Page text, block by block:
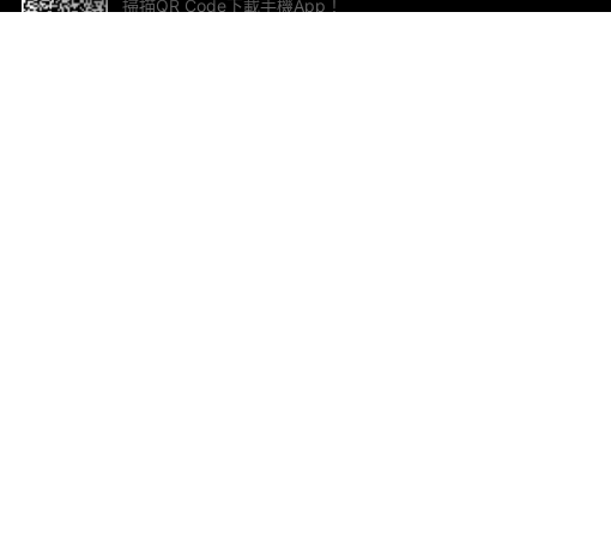
掃描QR Code下載手機App！